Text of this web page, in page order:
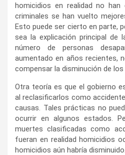
homicidios en realidad no han
criminales se han vuelto
Esto puede ser cierto en parte,
sea la explicación principal de
número de personas
aumentado en años recientes,
compensar la disminución de
Otra teoría es que el gobierno
al reclasificarlos como
causas. Tales prácticas no
ocurrir en algunos estados.
muertes clasificadas como
fueran en realidad homicidios
homicidios aún habría disminuido.